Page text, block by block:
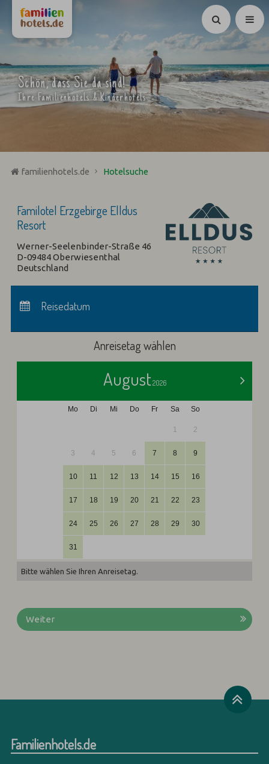
Suchen
Schön, dass Sie da sind!
Ihre Familienhotels & Kinderhotels
familienhotels.de Hotelsuche
Familotel Erzgebirge Elldus
Resort
Werner-Seelenbinder-Straße 46
D-09484 Oberwiesenthal
Deutschland
Abreise:keine Auswahl
Reisedatum
Anreisetag wählen
>
August2026
Mo Di Mi Do Fr Sa So
1 2
3 4 5 6 7 8 9
10 11 12 13 14 15 16
17 18 19 20 21 22 23
24 25 26 27 28 29 30
31
Bitte wählen Sie Ihren Anreisetag.
Weiter
Familienhotels.de